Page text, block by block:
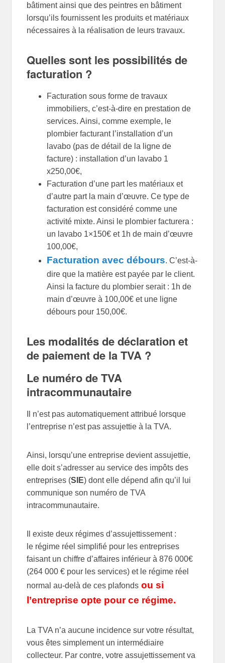
bâtiment ainsi que des peintres en bâtiment
lorsqu’ils fournissent les produits et matériaux
nécessaires à la réalisation de leurs travaux.
Quelles sont les possibilités de
facturation ?
Facturation sous forme de travaux
immobiliers, c’est-à-dire en prestation de
services. Ainsi, comme exemple, le
plombier facturant l’installation d’un
lavabo (pas de détail de la ligne de
facture) : installation d’un lavabo 1
x250,00€,
Facturation d’une part les matériaux et
d’autre part la main d’œuvre. Ce type de
facturation est considéré comme une
activité mixte. Ainsi le plombier facturera :
un lavabo 1×150€ et 1h de main d’œuvre
100,00€,
Facturation avec débours. C’est-à-
dire que la matière est payée par le client.
Ainsi la facture du plombier serait : 1h de
main d’œuvre à 100,00€ et une ligne
débours pour 150,00€.
Les modalités de déclaration et
de paiement de la TVA ?
Le numéro de TVA
intracommunautaire
Il n’est pas automatiquement attribué lorsque
l’entreprise n’est pas assujettie à la TVA.
Ainsi, lorsqu’une entreprise devient assujettie,
elle doit s’adresser au service des impôts des
entreprises (SIE) dont elle dépend afin qu’il lui
communique son numéro de TVA
intracommunautaire.
Il existe deux régimes d’assujettissement :
le régime réel simplifié pour les entreprises
faisant un chiffre d’affaires inférieur à 876 000€
(264 000 € pour les services) et le régime réel
normal au-delà de ces plafonds ou si
l’entreprise opte pour ce régime.
La TVA n’a aucune incidence sur votre résultat,
vous êtes simplement un intermédiaire
collecteur. Par contre, votre assujettissement va